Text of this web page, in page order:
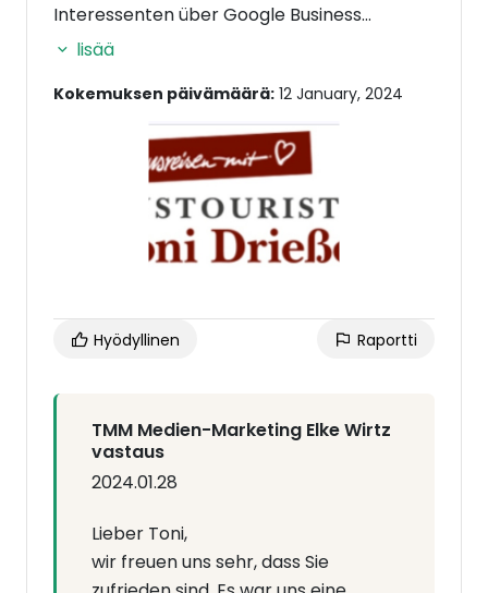
Interessenten über Google Business
gefunden werden, Rezessionen
Der Umgang und die Handhabung der
Rezessionen können wir nun über die App
und den Browser durchführen .
Die Kommunikation mit unserem Kunden
über Google Business erhöht die
Kundenbindung und die Sichtbarkeit.
Wirtz auf jeden Fall weiterempfehlen.
lisää
Kokemuksen päivämäärä: 12 January, 2024
Hyödyllinen Raportti
TMM Medien-Marketing Elke Wirtz
vastaus
2024.01.28
Lieber Toni,
wir freuen uns sehr, dass Sie